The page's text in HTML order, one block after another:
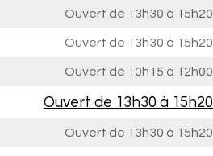
Ouvert de 13h30 à 15h20
Ouvert de 13h30 à 15h20
Ouvert de 10h15 à 12h00
Ouvert de 13h30 à 15h20
Ouvert de 13h30 à 15h20